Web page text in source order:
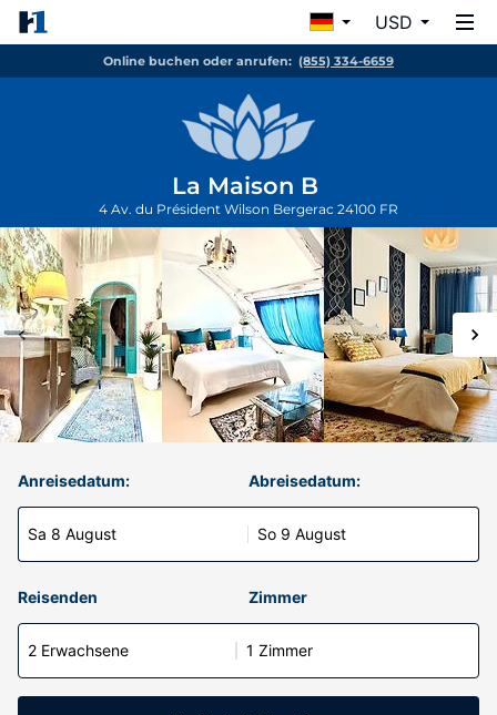
USD
Online buchen oder anrufen: (855) 334-6659
La Maison B
4 Av. du Président Wilson Bergerac 24100 FR
Anreisedatum:
Sa 8 August
Abreisedatum:
So 9 August
Reisenden Zimmer
2 Erwachsene 1 Zimmer